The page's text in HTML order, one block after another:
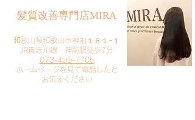
​髪質改善専門店MIRA
​和歌山県和歌山市神前１６１−１
JR貴志川線 神前駅徒歩7分
073-499-7705
​ホームページを見て電話したと
お伝えください